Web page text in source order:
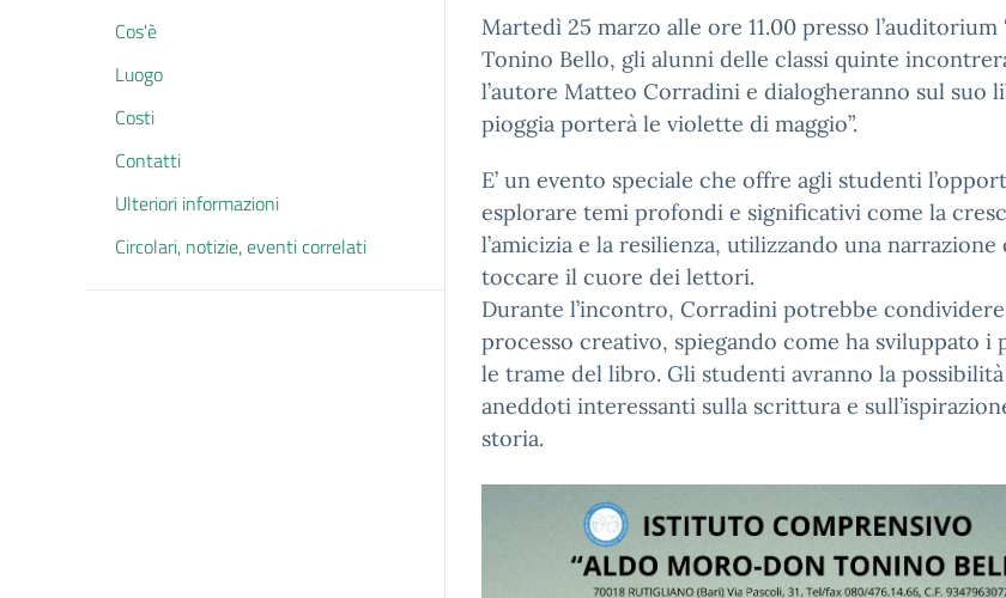
Cos'è
Luogo
Costi
Contatti
Ulteriori informazioni
Circolari, notizie, eventi correlati
Martedì 25 marzo alle ore 11.00 presso l’auditorium
Tonino Bello, gli alunni delle classi quinte
l’autore Matteo Corradini e dialogheranno sul suo
pioggia porterà le violette di maggio”.
E’ un evento speciale che offre agli studenti
esplorare temi profondi e significativi come la
l’amicizia e la resilienza, utilizzando una narrazione
toccare il cuore dei lettori.
Durante l’incontro, Corradini potrebbe
processo creativo, spiegando come ha sviluppato i
le trame del libro. Gli studenti avranno la
aneddoti interessanti sulla scrittura e
storia.